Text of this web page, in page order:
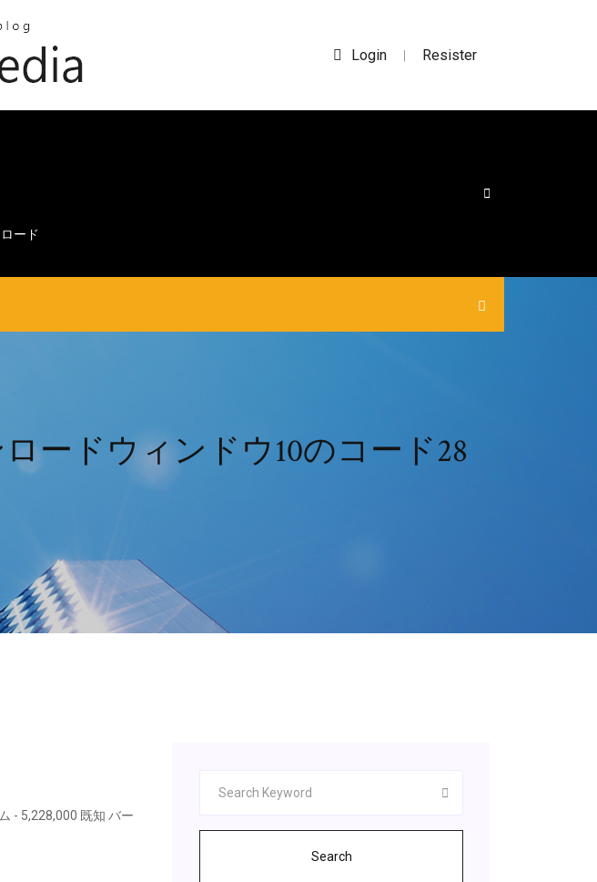
Login | Resister
ード
ードウィンドウ10のコード28
- 5,228,000 既知 バー
Search